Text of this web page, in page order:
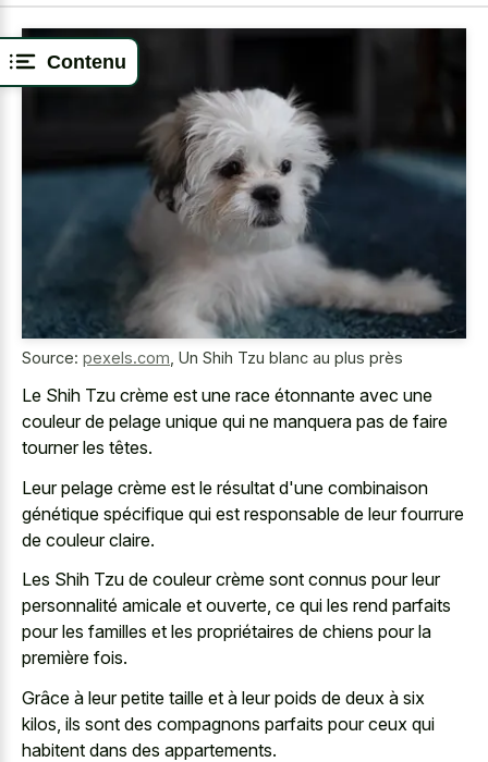
Contenu
Source: pexels.com Un Shih Tzu blanc au plus près
Le Shih Tzu crème est une race étonnante avec une
couleur de pelage unique qui ne manquera pas de faire
tourner les têtes.
Leur pelage crème est le résultat d'une combinaison
génétique spécifique qui est responsable de leur fourrure
de couleur claire.
Les Shih Tzu de couleur crème sont connus pour leur
personnalité amicale et ouverte, ce qui les rend parfaits
pour les familles et les propriétaires de chiens pour la
première fois.
Grâce à leur petite taille et à leur poids de deux à six
kilos, ils sont des compagnons parfaits pour ceux qui
habitent dans des appartements.